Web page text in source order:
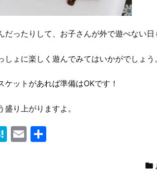
ったりして、お子さんが外で遊べない日
ょに楽しく遊んでみてはいかがでしょう。
ットがあれば準備はOKです！
り上がりますよ。
H
E
